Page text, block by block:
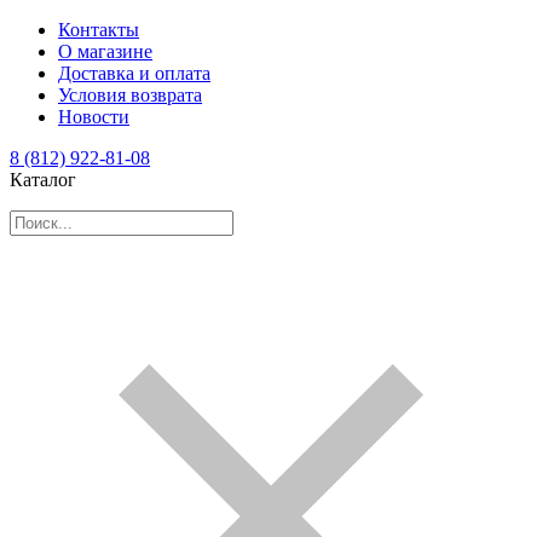
Контакты
О магазине
Доставка и оплата
Условия возврата
Новости
8 (812) 922-81-08
Каталог